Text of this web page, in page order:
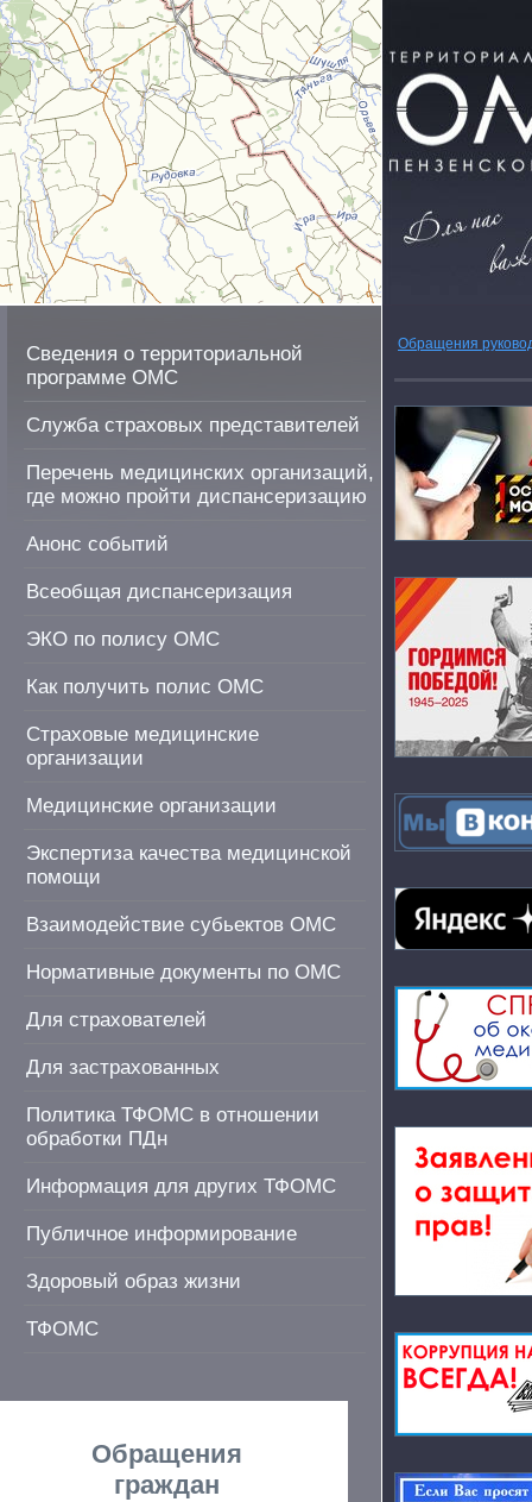
Сведения о территориальной
программе ОМС
Служба страховых представителей
Перечень медицинских организаций,
где можно пройти диспансеризацию
Анонс событий
Всеобщая диспансеризация
ЭКО по полису ОМС
Как получить полис ОМС
Страховые медицинские
организации
Медицинские организации
Экспертиза качества медицинской
помощи
Взаимодействие субьектов ОМС
Нормативные документы по ОМС
Для страхователей
Для застрахованных
Политика ТФОМС в отношении
обработки ПДн
Информация для других ТФОМС
Публичное информирование
Здоровый образ жизни
ТФОМС
Обращения
граждан
Обращения